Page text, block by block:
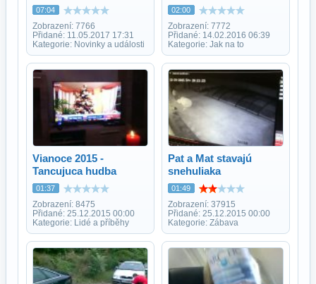
07:04
Zobrazení: 7766
Přidané: 11.05.2017 17:31
Kategorie: Novinky a události
02:00
Zobrazení: 7772
Přidané: 14.02.2016 06:39
Kategorie: Jak na to
Vianoce 2015 -
Tancujuca hudba
01:37
Zobrazení: 8475
Přidané: 25.12.2015 00:00
Kategorie: Lidé a příběhy
Pat a Mat stavajú
snehuliaka
01:49
Zobrazení: 37915
Přidané: 25.12.2015 00:00
Kategorie: Zábava